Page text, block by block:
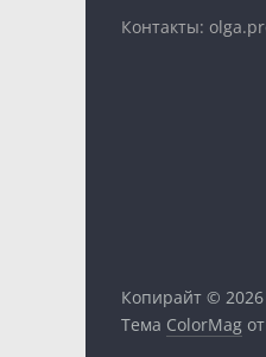
Контакты:
Копирайт © 2026
Тема ColorMag